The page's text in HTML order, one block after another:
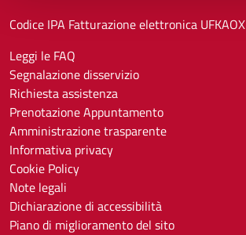
Codice IPA Fatturazione elettronica UFKAOX
Leggi le FAQ
Segnalazione disservizio
Richiesta assistenza
Prenotazione Appuntamento
Amministrazione trasparente
Informativa privacy
Cookie Policy
Note legali
Dichiarazione di accessibilità
Piano di miglioramento del sito